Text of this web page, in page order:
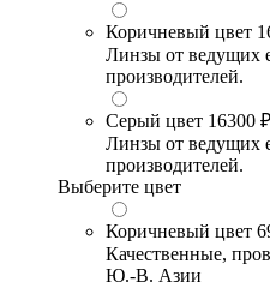
Коричневый цвет
Линзы от ведущих
производителей.
Серый цвет 16300 ₽
Линзы от ведущих
производителей.
Выберите цвет
Коричневый цвет
Качественные,
Ю.-В. Азии